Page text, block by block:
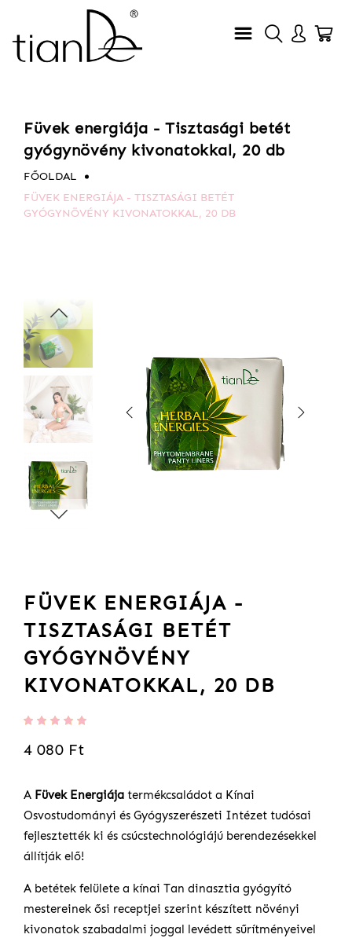
Füvek energiája - Tisztasági betét
gyógynövény kivonatokkal, 20 db
FŐOLDAL
FÜVEK ENERGIÁJA - TISZTASÁGI BETÉT
GYÓGYNÖVÉNY KIVONATOKKAL, 20 DB
képgaléria
végére
képgaléria
elejére
FÜVEK ENERGIÁJA -
TISZTASÁGI BETÉT
GYÓGYNÖVÉNY
KIVONATOKKAL, 20 DB
Értékelés:
of
4 080 Ft
A Füvek Energiája termékcsaládot a Kínai
Osvostudományi és Gyógyszerészeti Intézet tudósai
fejlesztették ki és csúcstechnológiájú berendezésekkel
állítják elő!
A betétek felülete a kínai Tan dinasztia gyógyító
mestereinek ősi receptjei szerint készített növényi
kivonatok szabadalmi joggal levédett sűrítményeivel